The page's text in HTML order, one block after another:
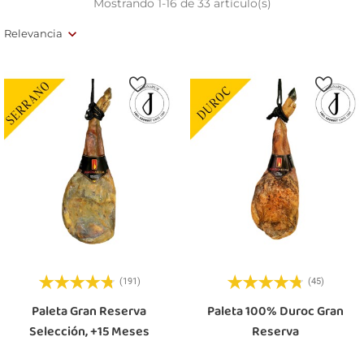
Relevancia
(191)
Paleta Gran Reserva
Selección, +15 Meses
(45)
Paleta 100% Duroc Gran
Reserva